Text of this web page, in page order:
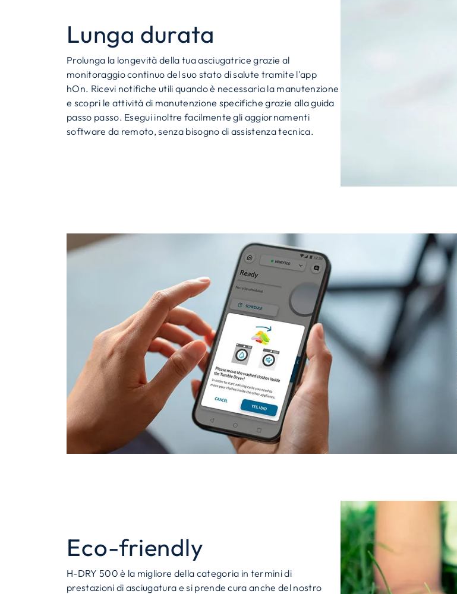
Lunga durata
Prolunga la longevità della tua asciugatrice grazie al
monitoraggio continuo del suo stato di salute tramite l'app
hOn. Ricevi notifiche utili quando è necessaria la manutenzione
e scopri le attività di manutenzione specifiche grazie alla guida
passo passo. Esegui inoltre facilmente gli aggiornamenti
software da remoto, senza bisogno di assistenza tecnica.
Eco-friendly
H-DRY 500 è la migliore della categoria in termini di
prestazioni di asciugatura e si prende cura anche del nostro